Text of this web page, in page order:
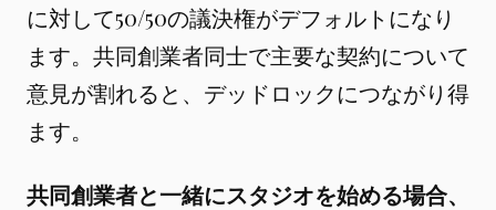
に対して50/50の議決権がデフォルトになり
ます。共同創業者同士で主要な契約について
意見が割れると、デッドロックにつながり得
ます。
共同創業者と一緒にスタジオを始める場合、